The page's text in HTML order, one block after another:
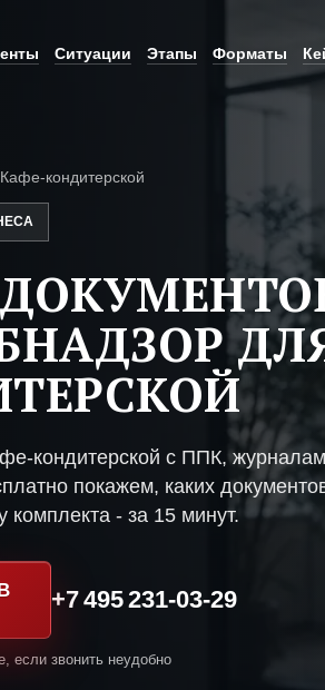
Ситуации Этапы Форматы
Кафе-кондитерской
кондитерской с ППК,
покажем, каких
комплекта - за 15 минут.
+7 495 231-03-29
если звонить неудобно